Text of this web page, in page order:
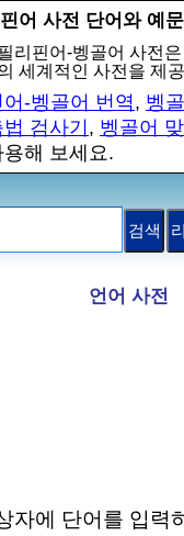
어 사전 단어와 예
리핀어-벵골어 사전
세계적인 사전을 제
-벵골어 번역, 벵
검사기 , 벵골어
용해 보세요.